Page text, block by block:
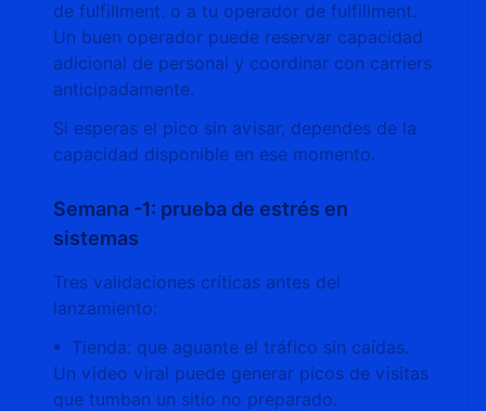
de fulfillment. o a tu operador de fulfillment.
Un buen operador puede reservar capacidad
adicional de personal y coordinar con carriers
anticipadamente.
Si esperas el pico sin avisar, dependes de la
capacidad disponible en ese momento.
Semana -1: prueba de estrés en
sistemas
Tres validaciones críticas antes del
lanzamiento:
• Tienda: que aguante el tráfico sin caídas.
Un video viral puede generar picos de visitas
que tumban un sitio no preparado.